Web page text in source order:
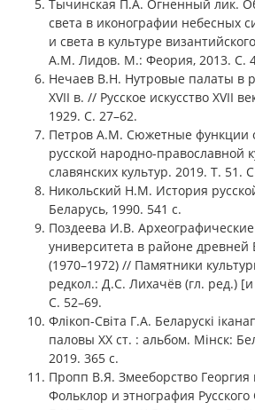
Тычинская П.А. Огненный лик.
света в иконографии небесных
и света в культуре
А.М. Лидов. М.: Феория, 2013. С.
Нечаев В.Н. Нутровые палаты в
XVII в. // Русское искусство XVII
1929. С. 27–62.
Петров А.М. Сюжетные функции
русской народно-православной
славянских культур. 2019. Т. 51.
Никольский Н.М. История
Беларусь, 1990. 541 с.
Поздеева И.В.
университета в районе древней
(1970–1972) // Памятники
редкол.: Д.С. Лихачёв (гл. ред.)
С. 52–69.
Флікоп-Світа Г.А. Беларускі
паловы XX ст. : альбом. Мiнск:
2019. 365 с.
Пропп В.Я. Змееборство Георгия
Фольклор и этнография